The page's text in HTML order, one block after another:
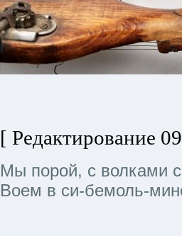
[ Редактирование
Мы порой, с волками
Воем в си-бемоль-